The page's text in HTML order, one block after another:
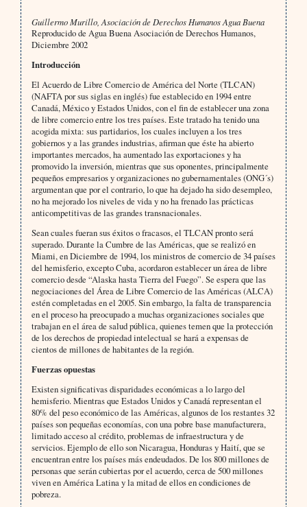
Guillermo Murillo, Asociación de Derechos Humanos Agua Buena
Reproducido de Agua Buena Asociación de Derechos Humanos,
Diciembre 2002
Introducción
El Acuerdo de Libre Comercio de América del Norte (TLCAN)
(NAFTA por sus siglas en inglés) fue establecido en 1994 entre
Canadá, México y Estados Unidos, con el fin de establecer una zona
de libre comercio entre los tres países. Este tratado ha tenido una
acogida mixta: sus partidarios, los cuales incluyen a los tres
gobiernos y a las grandes industrias, afirman que éste ha abierto
importantes mercados, ha aumentado las exportaciones y ha
promovido la inversión, mientras que sus oponentes, principalmente
pequeños empresarios y organizaciones no gubernamentales (ONG´s)
argumentan que por el contrario, lo que ha dejado ha sido desempleo,
no ha mejorado los niveles de vida y no ha frenado las prácticas
anticompetitivas de las grandes transnacionales.
Sean cuales fueran sus éxitos o fracasos, el TLCAN pronto será
superado. Durante la Cumbre de las Américas, que se realizó en
Miami, en Diciembre de 1994, los ministros de comercio de 34 países
del hemisferio, excepto Cuba, acordaron establecer un área de libre
comercio desde “Alaska hasta Tierra del Fuego”. Se espera que las
negociaciones del Área de Libre Comercio de las Américas (ALCA)
estén completadas en el 2005. Sin embargo, la falta de transparencia
en el proceso ha preocupado a muchas organizaciones sociales que
trabajan en el área de salud pública, quienes temen que la protección
de los derechos de propiedad intelectual se hará a expensas de
cientos de millones de habitantes de la región.
Fuerzas opuestas
Existen significativas disparidades económicas a lo largo del
hemisferio. Mientras que Estados Unidos y Canadá representan el
80% del peso económico de las Américas, algunos de los restantes 32
países son pequeñas economías, con una pobre base manufacturera,
limitado acceso al crédito, problemas de infraestructura y de
servicios. Ejemplo de ello son Nicaragua, Honduras y Haití, que se
encuentran entre los países más endeudados. De los 800 millones de
personas que serán cubiertas por el acuerdo, cerca de 500 millones
viven en América Latina y la mitad de ellos en condiciones de
pobreza.